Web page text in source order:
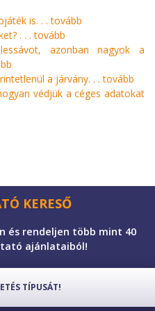
is. . .tovább
. . .tovább
azonban nagyok a
a járvány. . . tovább
védjük a céges adatokat
KERESŐ
és rendeljen több mint 40
ajánlataiból!
TÍPUSÁT!